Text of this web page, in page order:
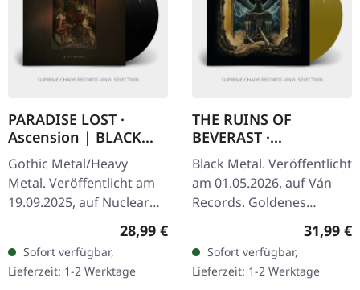
PARADISE LOST ·
Ascension | BLACK
2LP
Gothic Metal/Heavy
Metal. Veröffentlicht am
19.09.2025, auf Nuclear
Blast Records. Schwarzes
Doppel-Vinyl im Gatefold-
Cover. PARADISE LOST
liefern…
Regulärer Preis:
28,99 €
Sofort verfügbar,
Lieferzeit: 1-2 Werktage
THE RUINS OF
BEVERAST ·
Tempelschlaf | GOLD
2LP
Black Metal. Veröffentlicht
am 01.05.2026, auf Ván
Records. Goldenes
Doppel-Vinyl im Gatefold-
Cover mit A2-Poster und
großem 16-seitigem LP-
Booklet,…
31,99 €
Sofort verfügbar,
Lieferzeit: 1-2 Werktage